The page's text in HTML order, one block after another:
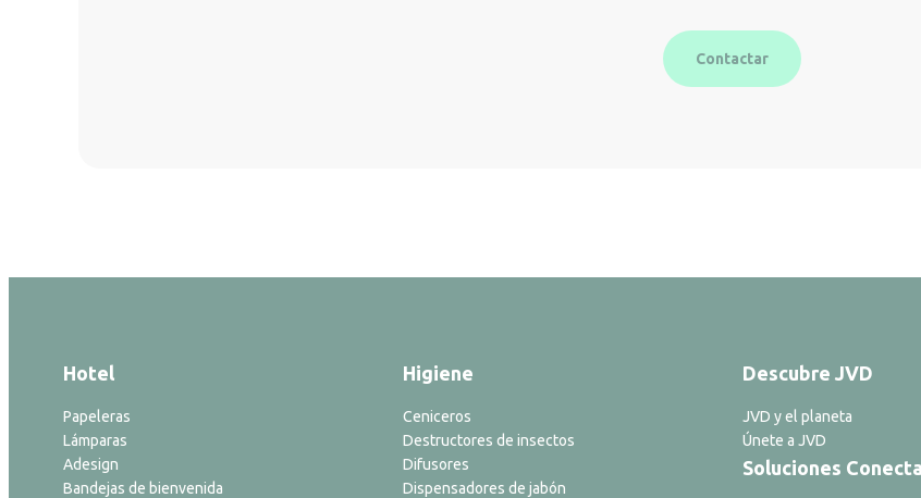
Contactar
Hotel
Papeleras
Lámparas
Adesign
Bandejas de bienvenida
Higiene
Ceniceros
Destructores de insectos
Difusores
Dispensadores de jabón
Descubre JVD
JVD y el planeta
Únete a JVD
Soluciones